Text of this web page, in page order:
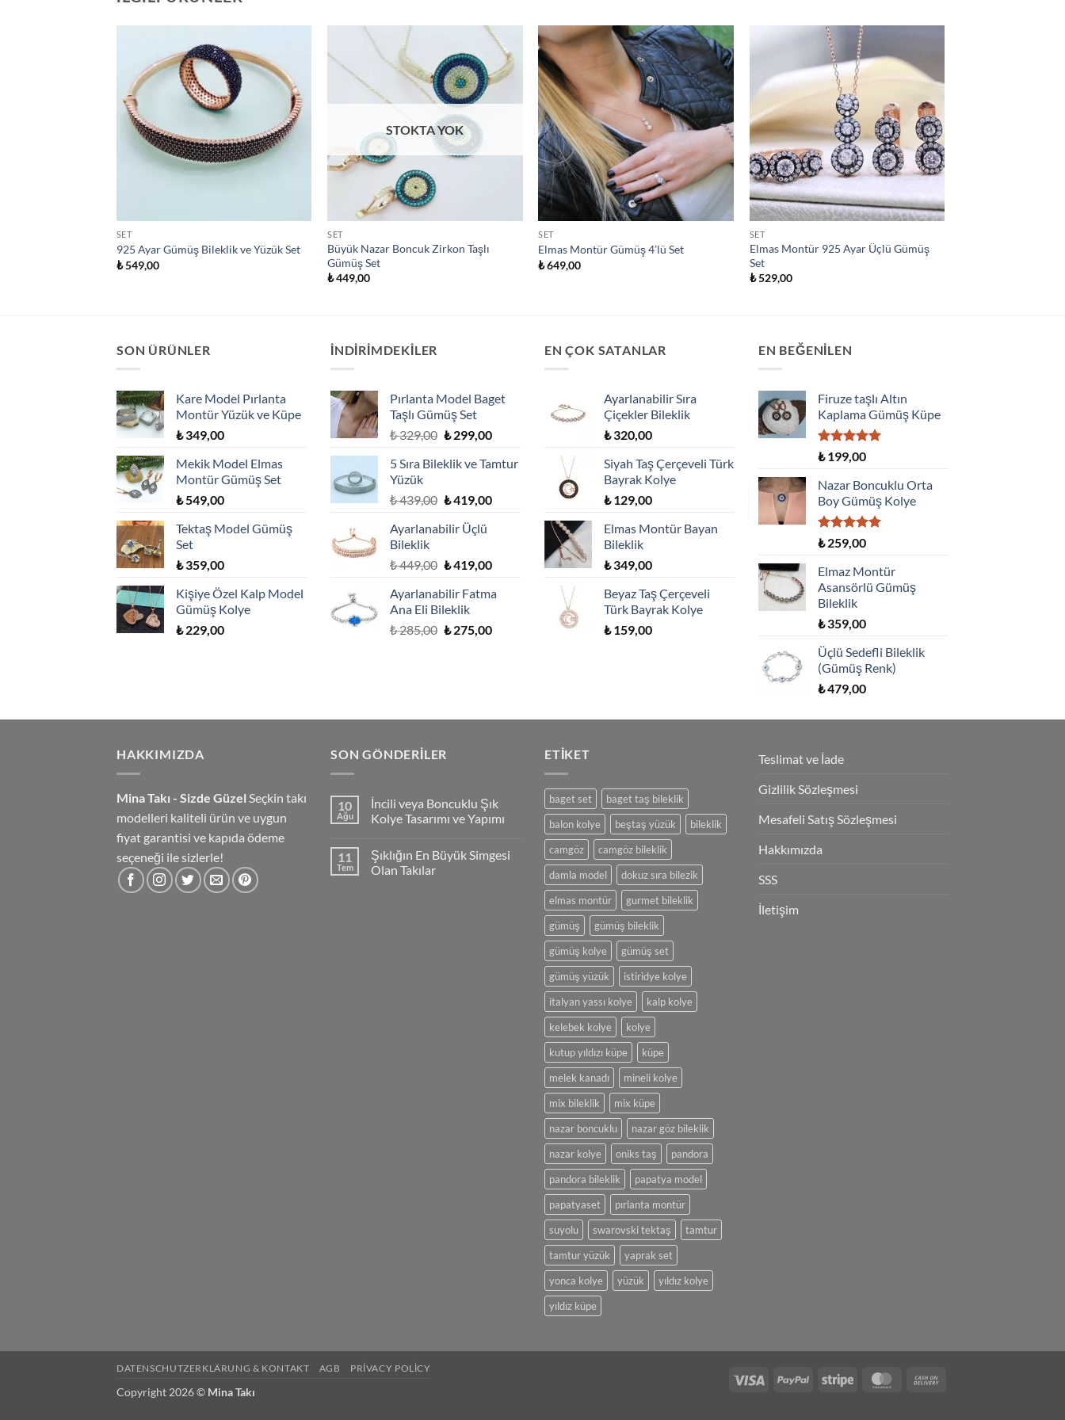
SET
925 Ayar Gümüş Bileklik ve Yüzük Set
₺549,00
STOKTA YOK
SET
Büyük Nazar Boncuk Zirkon Taşlı
Gümüş Set
₺449,00
SET
Elmas Montür Gümüş 4’lü Set
₺649,00
SET
Elmas Montür 925 Ayar Üçlü Gümüş
Set
₺529,00
SON ÜRÜNLER
Kare Model Pırlanta
Montür Yüzük ve Küpe
₺349,00
Mekik Model Elmas
Montür Gümüş Set
₺549,00
Tektaş Model Gümüş
Set
₺359,00
Kişiye Özel Kalp Model
Gümüş Kolye
₺229,00
İNDİRİMDEKİLER
Pırlanta Model Baget
Taşlı Gümüş Set
₺329,00 Orijinal
₺ 329,00.
₺299,00Şu
fiyat:
5 Sıra Bileklik ve Tamtur
Yüzük
₺439,00 Orijinal
₺ 439,00.
₺419,00Şu
Ayarlanabilir Üçlü
Bileklik
₺449,00 Orijinal
₺ 449,00.
₺419,00Şu
fiyat:
Ayarlanabilir Fatma
Ana Eli Bileklik
₺285,00 Orijinal
₺275,00Şu
EN ÇOK SATANLAR
Ayarlanabilir Sıra
Çiçekler Bileklik
₺320,00
Siyah Taş Çerçeveli Türk
Bayrak Kolye
₺129,00
Elmas Montür Bayan
Bileklik
₺349,00
Beyaz Taş Çerçeveli
Türk Bayrak Kolye
₺159,00
EN BEĞENILEN
Firuze taşlı Altın
Kaplama Gümüş Küpe
5 üzerinden
oy
aldı
₺199,00
Nazar Boncuklu Orta
Boy Gümüş Kolye
5 üzerinden
oy
aldı
₺259,00
Elmaz Montür
Asansörlü Gümüş
Bileklik
₺359,00
Üçlü Sedefli Bileklik
(Gümüş Renk)
₺479,00
HAKKIMIZDA
Mina Takı - Sizde Güzel Seçkin takı
modelleri kaliteli ürün ve uygun
fiyat garantisi ve kapıda ödeme
seçeneği ile sizlerle!
SON GÖNDERILER
10
Ağu
İncili veya Boncuklu Şık
Kolye Tasarımı ve Yapımı
İncili
veya
Boncuklu
11
Tem
Şıklığın En Büyük Simgesi
Olan Takılar
ETIKET
baget set
baget taş bileklik
balon kolye
beştaş yüzük
bileklik
camgöz
camgöz bileklik
damla model
dokuz sıra bilezik
elmas montür
gurmet bileklik
gümüş
gümüş bileklik
gümüş kolye
gümüş set
gümüş yüzük
istiridye kolye
italyan yassı kolye
kalp kolye
kelebek kolye
kolye
kutup yıldızı küpe
küpe
melek kanadı
mineli kolye
mix bileklik
mix küpe
nazar boncuklu
nazar göz bileklik
nazar kolye
oniks taş
pandora
pandora bileklik
papatya model
papatyaset
pırlanta montür
suyolu
swarovski tektaş
tamtur
tamtur yüzük
yaprak set
yonca kolye
yüzük
yıldız kolye
yıldız küpe
Teslimat ve İade
Gizlilik Sözleşmesi
Mesafeli Satış Sözleşmesi
Hakkımızda
SSS
İletişim
Visa PayPal Stripe MasterCard
DATENSCHUTZERKLÄRUNG & KONTAKT AGB PRIVACY POLICY
Copyright 2026 © Mina Takı